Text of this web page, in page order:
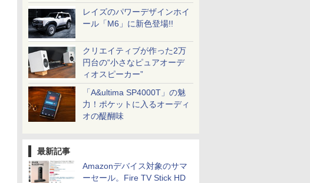
一気に聴く
レイズのパワーデザインホイ
ール「M6」に新色登場!!
クリエイティブが作った2万
円台の“小さなピュアオーデ
ィオスピーカー”
「A&ultima SP4000T」の魅
力！ポケットに入るオーディ
オの醍醐味
最新記事
Amazonデバイス対象のサマ
ーセール。Fire TV Stick HD